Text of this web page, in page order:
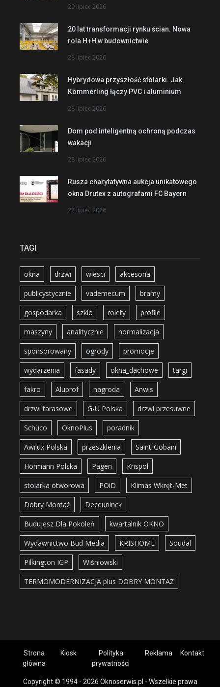
29 lipiec 2026
20 lat transformacji rynku ścian. Nowa
rola H+H w budownictwie
28 lipiec 2026
Hybrydowa przyszłość stolarki. Jak
Kömmerling łączy PVC i aluminium
28 lipiec 2026
Dom pod inteligentną ochroną podczas
wakacji
28 lipiec 2026
Rusza charytatywna aukcja unikatowego
okna Drutex z autografami FC Bayern
22 lipiec 2026
TAGI
okna drzwi wiesci akcesoria
publicystycznie vademecum bramy
gospodarka szklo rolety profile
maszyny analitycznie normalizacja
sponsorowany ogrody promocje
wydarzenia fasady okna_dachowe targi
fakro Aluprof nagroda Anwis
drzwi tarasowe G-U Polska drzwi przesuwne
Schüco OknoPlus poradnik
Awilux Polska przeszklenia Saint-Gobain
Hörmann Polska Pagen Krispol
stolarka otworowa POiD Klimas Wkręt-Met
Dobry Montaż Deceuninck
Budujesz Dla Pokoleń kwartalnik OKNO
Wydawnictwo Bud Media KRISHOME Soudal
Pilkington IGP Wiśniowski
TERMOMODERNIZACJA plus DOBRY MONTAŻ
Strona
główna
Kiosk
Polityka
prywatności
Reklama Kontakt
Copyright © 1994 - 2026 Oknoserwis.pl - Wszelkie prawa